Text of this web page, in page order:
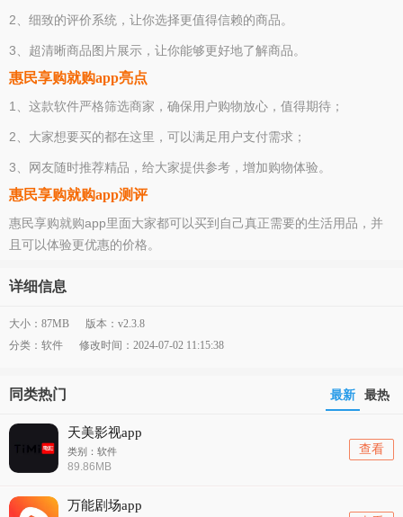
2、细致的评价系统，让你选择更值得信赖的商品。
3、超清晰商品图片展示，让你能够更好地了解商品。
惠民享购就购app亮点
1、这款软件严格筛选商家，确保用户购物放心，值得期待；
2、大家想要买的都在这里，可以满足用户支付需求；
3、网友随时推荐精品，给大家提供参考，增加购物体验。
惠民享购就购app测评
惠民享购就购app里面大家都可以买到自己真正需要的生活用品，并
且可以体验更优惠的价格。
详细信息
大小：87MB
版本：v2.3.8
分类：软件
修改时间：2024-07-02 11:15:38
同类热门 最新 最热
天美影视app
类别：软件
89.86MB
查看
万能剧场app